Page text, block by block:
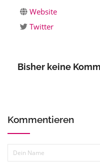
Website
Twitter
Bisher keine
Kommentieren